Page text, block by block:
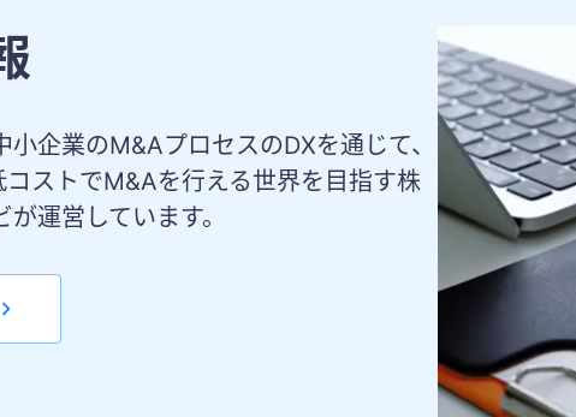
企業のM&AプロセスのDXを通じて、
ストでM&Aを行える世界を目指す株
運営しています。